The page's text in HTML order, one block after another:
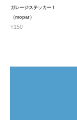
ガレージステッカー！
（mopar）
¥150